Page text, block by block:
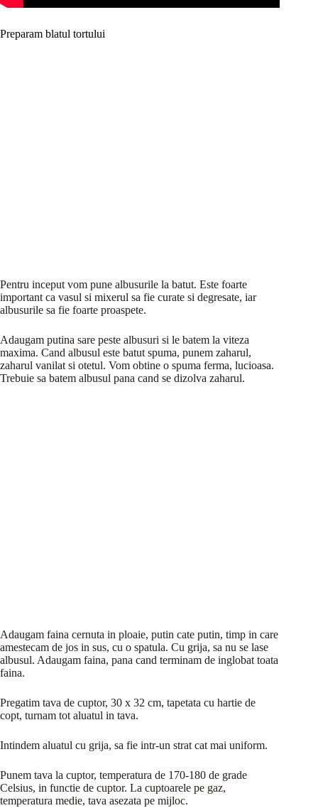
Preparam blatul tortului
Pentru inceput vom pune albusurile la batut. Este foarte
important ca vasul si mixerul sa fie curate si degresate, iar
albusurile sa fie foarte proaspete.
Adaugam putina sare peste albusuri si le batem la viteza
maxima. Cand albusul este batut spuma, punem zaharul,
zaharul vanilat si otetul. Vom obtine o spuma ferma, lucioasa.
Trebuie sa batem albusul pana cand se dizolva zaharul.
Adaugam faina cernuta in ploaie, putin cate putin, timp in care
amestecam de jos in sus, cu o spatula. Cu grija, sa nu se lase
albusul. Adaugam faina, pana cand terminam de inglobat toata
faina.
Pregatim tava de cuptor, 30 x 32 cm, tapetata cu hartie de
copt, turnam tot aluatul in tava.
Intindem aluatul cu grija, sa fie intr-un strat cat mai uniform.
Punem tava la cuptor, temperatura de 170-180 de grade
Celsius, in functie de cuptor. La cuptoarele pe gaz,
temperatura medie, tava asezata pe mijloc.